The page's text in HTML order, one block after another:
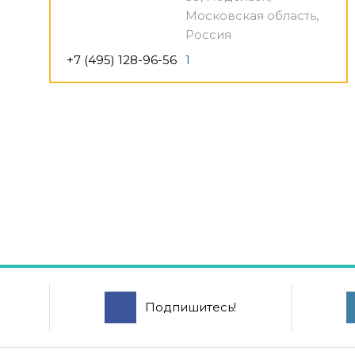
Московская область,
Россия
+7 (495) 128-96-56 1
Подпишитесь!